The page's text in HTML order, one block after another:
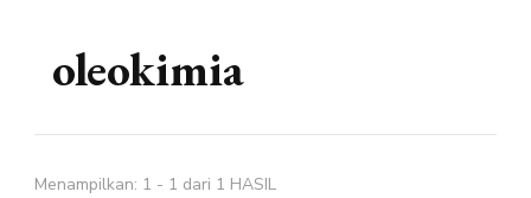
oleokimia
Menampilkan: 1 - 1 dari 1 HASIL